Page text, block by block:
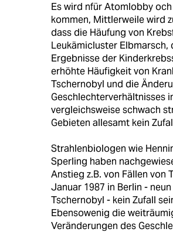
Es wird nfür Atomlobby
kommen, Mittlerweile wird
dass die Häufung von
Leukämicluster Elbmarsch,
Ergebnisse der
erhöhte Häufigkeit von
Tschernobyl und die
Geschlechterverhältnisses
vergleichsweise schwach
Gebieten allesamt kein
Strahlenbiologen wie
Sperling haben
Anstieg z.B. von Fällen von
Januar 1987 in Berlin -
Tschernobyl - kein Zufall
Ebensowenig die
Veränderungen des